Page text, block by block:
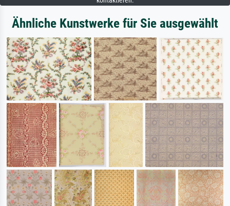
Ähnliche Kunstwerke für Sie ausgewählt